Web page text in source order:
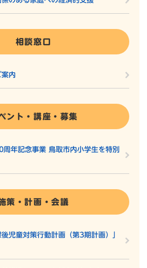
相談窓口
内
ント・講座・募集
年記念事業 鳥取市内小学生を特別
策・計画・会議
後児童対策行動計画（第3期計画）」